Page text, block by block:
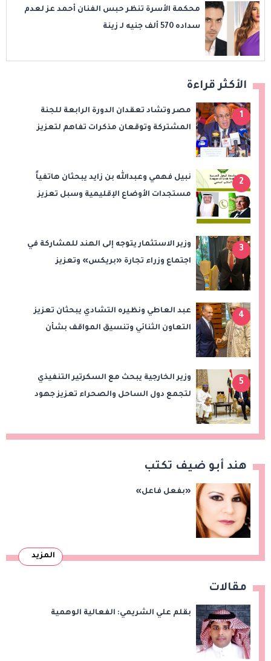
محكمة الأسرة تنظر حبس الفنان أحمد عز لعدم
سداده 570 ألف جنيه لـ زينة
الأكثر قراءة
1
مصر وتشاد تعقدان الدورة الرابعة للجنة
المشتركة وتوقعان مذكرات تفاهم لتعزيز
2
نبيل فهمي وعبدالله بن زايد يبحثان هاتفياً
مستجدات الأوضاع الإقليمية وسبل تعزيز
3
وزير الاستثمار يتوجه إلى الهند للمشاركة في
اجتماع وزراء تجارة «بريكس» وتعزيز
4
عبد العاطي ونظيره التشادي يبحثان تعزيز
التعاون الثنائي وتنسيق المواقف بشأن
5
وزير الخارجية يبحث مع السكرتير التنفيذي
لتجمع دول الساحل والصحراء تعزيز جهود
هند أبو ضيف تكتب
«بفعل فاعل»
المزيد
مقالات
بقلم علي الشريمي: الفعالية الوهمية